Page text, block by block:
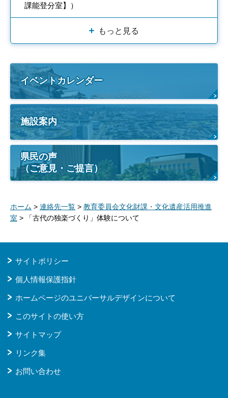
課能登分室】）
もっと見る
イベントカレンダー
施設案内
県民の声
（ご意見・ご提言）
ホーム > 連絡先一覧 > 教育委員会文化財課・文化遺産活用推進
室 > 「古代の独楽づくり」体験について
サイトポリシー
個人情報保護指針
ホームページのユニバーサルデザインについて
このサイトの使い方
サイトマップ
リンク集
お問い合わせ